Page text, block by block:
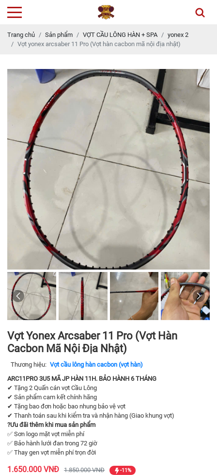
Trang chủ Sản phẩm VỢT CẦU LÔNG HÀN + SPA
yonex 2
Vợt yonex arcsaber 11 Pro (Vợt hàn cacbon mã nội địa nhật)
Vợt Yonex Arcsaber 11 Pro (Vợt Hàn
Cacbon Mã Nội Địa Nhật)
Thương hiệu: Vợt cầu lông hàn cacbon (vợt hàn)
ARC11PRO 3U5 MÃ JP HÀN 11H. BẢO HÀNH 6 THÁNG
✔ Tặng 2 Quấn cán vợt Cầu Lông
✔ Sản phẩm cam kết chính hãng
✔ Tặng bao đơn hoặc bao nhung bảo vệ vợt
✔ Thanh toán sau khi kiểm tra và nhận hàng (Giao khung vợt)
?Ưu đãi thêm khi mua sản phẩm
✅ Sơn logo mặt vợt miễn phí
✅ Bảo hành lưới đan trong 72 giờ
✅ Thay gen vợt miễn phí trọn đời
1.650.000 VNĐ 1.850.000 VNĐ -11%